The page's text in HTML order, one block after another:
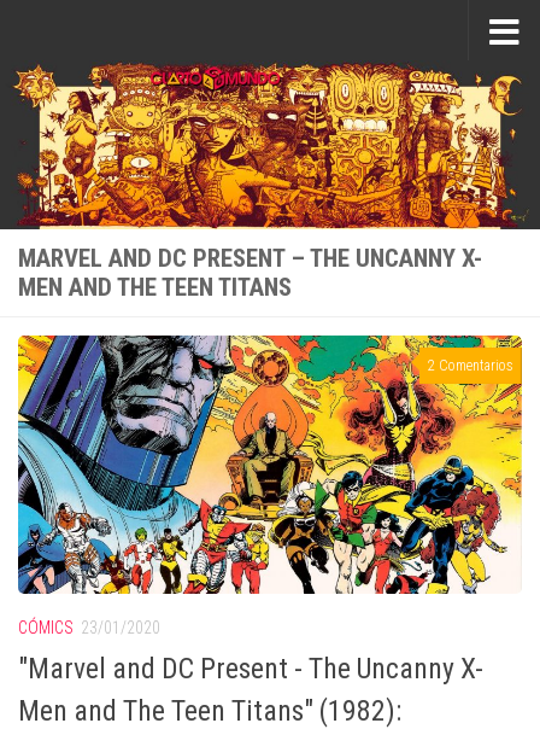
MARVEL AND DC PRESENT – THE UNCANNY X-
MEN AND THE TEEN TITANS
2 Comentarios
CÓMICS 23/01/2020
"Marvel and DC Present - The Uncanny X-
Men and The Teen Titans" (1982):